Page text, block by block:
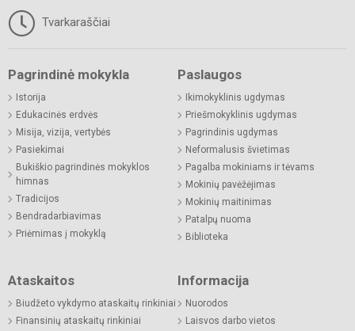
Tvarkaraščiai
Pagrindinė mokykla
Istorija
Edukacinės erdvės
Misija, vizija, vertybės
Pasiekimai
Bukiškio pagrindinės mokyklos
himnas
Tradicijos
Bendradarbiavimas
Priėmimas į mokyklą
Paslaugos
Ikimokyklinis ugdymas
Priešmokyklinis ugdymas
Pagrindinis ugdymas
Neformalusis švietimas
Pagalba mokiniams ir tėvams
Mokinių pavėžėjimas
Mokinių maitinimas
Patalpų nuoma
Biblioteka
Ataskaitos
Biudžeto vykdymo ataskaitų rinkiniai
Finansinių ataskaitų rinkiniai
Informacija
Nuorodos
Laisvos darbo vietos